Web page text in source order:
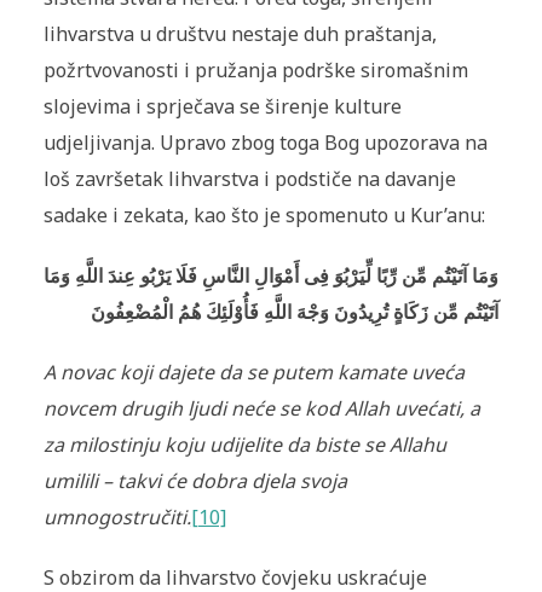
lihvarstva u društvu nestaje duh praštanja,
požrtvovanosti i pružanja podrške siromašnim
slojevima i sprječava se širenje kulture
udjeljivanja. Upravo zbog toga Bog upozorava na
loš završetak lihvarstva i podstiče na davanje
sadake i zekata, kao što je spomenuto u Kur’anu:
وَمَا آتَيْتُم مِّن رِّبًا لِّيَرْبُوَ فِى أَمْوَالِ النَّاسِ فَلَا يَرْبُو عِندَ اللَّهِ وَمَا
آتَيْتُم مِّن زَكَاةٍ تُرِيدُونَ وَجْهَ اللَّهِ فَأُوْلَئِكَ هُمُ الْمُضْعِفُونَ
A novac koji dajete da se putem kamate uveća
novcem drugih ljudi neće se kod Allah uvećati, a
za milostinju koju udijelite da biste se Allahu
umilili – takvi će dobra djela svoja
umnogostručiti.[10]
S obzirom da lihvarstvo čovjeku uskraćuje